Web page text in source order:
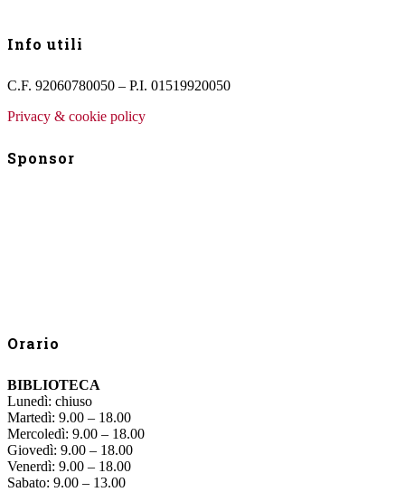
Info utili
C.F. 92060780050 – P.I. 01519920050
Privacy & cookie policy
Sponsor
Orario
BIBLIOTECA
Lunedì: chiuso
Martedì: 9.00 – 18.00
Mercoledì: 9.00 – 18.00
Giovedì: 9.00 – 18.00
Venerdì: 9.00 – 18.00
Sabato: 9.00 – 13.00